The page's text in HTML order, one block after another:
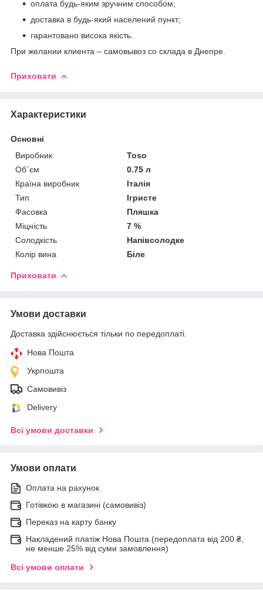
оплата будь-яким зручним способом;
доставка в будь-який населений пункт;
гарантовано висока якість.
При желании клиента – самовывоз со склада в Днепре.
Приховати
Характеристики
Основні
Виробник
Toso
Об`єм
0.75 л
Країна виробник
Італія
Тип
Ігристе
Фасовка
Пляшка
Міцність
7 %
Солодкість
Напівсолодке
Колір вина
Біле
Приховати
Умови доставки
Доставка здійснюється тільки по передоплаті.
Нова Пошта
Укрпошта
Самовивіз
Delivery
Всі умови доставки
Умови оплати
Оплата на рахунок
Готівкою в магазині (самовивіз)
Переказ на карту банку
Накладений платіж Нова Пошта (передоплата від 200 ₴,
не менше 25% від суми замовлення)
Всі умови оплати